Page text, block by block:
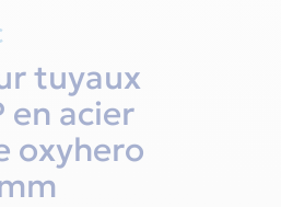
tuyaux
en acier
oxyhero